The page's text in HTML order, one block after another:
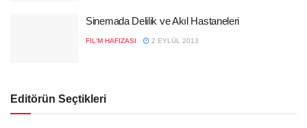
Sinemada Delilik ve Akıl Hastaneleri
FIL'M HAFIZASI 2 EYLÜL 2013
Editörün Seçtikleri